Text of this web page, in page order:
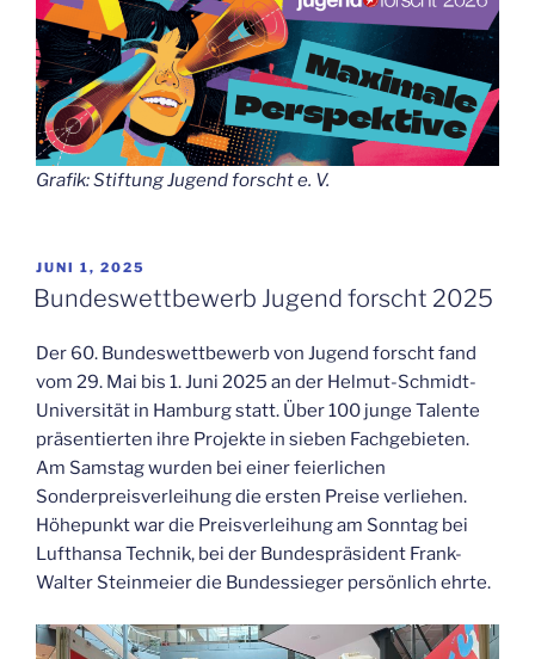
Grafik: Stiftung Jugend forscht e. V.
VERÖFFENTLICHT
AM
JUNI 1, 2025
Bundeswettbewerb Jugend forscht 2025
Der 60. Bundeswettbewerb von Jugend forscht fand
vom 29. Mai bis 1. Juni 2025 an der Helmut-Schmidt-
Universität in Hamburg statt. Über 100 junge Talente
präsentierten ihre Projekte in sieben Fachgebieten.
Am Samstag wurden bei einer feierlichen
Sonderpreisverleihung die ersten Preise verliehen.
Höhepunkt war die Preisverleihung am Sonntag bei
Lufthansa Technik, bei der Bundespräsident Frank-
Walter Steinmeier die Bundessieger persönlich ehrte.